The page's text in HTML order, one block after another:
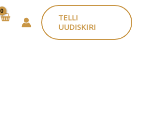
TELLI
UUDISKIRI